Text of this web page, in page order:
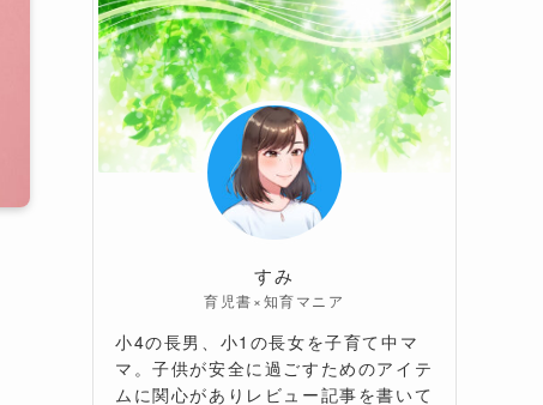
すみ
育児書×知育マニア
小4の長男、小1の長女を子育て中マ
マ。子供が安全に過ごすためのアイテ
ムに関心がありレビュー記事を書いて